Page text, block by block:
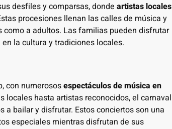
desfiles y comparsas, donde artistas locales
procesiones llenan las calles de música y
a adultos. Las familias pueden disfrutar
la cultura y tradiciones locales.
con numerososespectáculos de música en
locales hasta artistas reconocidos, el carnaval
bailar y disfrutar. Estos conciertos son una
especiales mientras disfrutan de sus